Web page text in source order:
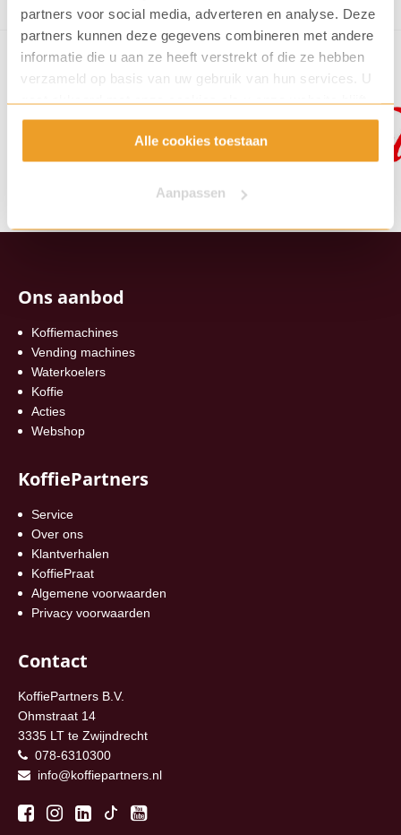
partners voor social media, adverteren en analyse. Deze
partners kunnen deze gegevens combineren met andere
informatie die u aan ze heeft verstrekt of die ze hebben
verzameld op basis van uw gebruik van hun services. U
gaat akkoord met onze cookies als u onze website blijft
gebruiken.
Alle cookies toestaan
Aanpassen
Ons aanbod
Koffiemachines
Vending machines
Waterkoelers
Koffie
Acties
Webshop
KoffiePartners
Service
Over ons
Klantverhalen
KoffiePraat
Algemene voorwaarden
Privacy voorwaarden
Contact
KoffiePartners B.V.
Ohmstraat 14
3335 LT te Zwijndrecht
078-6310300
info@koffiepartners.nl